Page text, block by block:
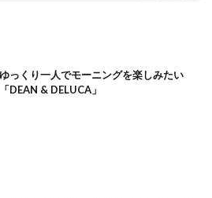
ゆっくり一人でモーニングを楽しみたい
「DEAN & DELUCA」